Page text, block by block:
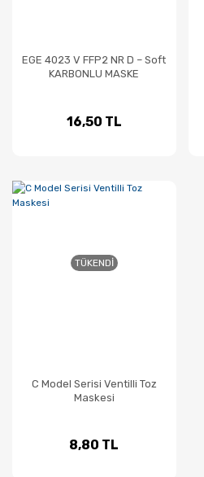
EGE 4023 V FFP2 NR D – Soft
KARBONLU MASKE
16,50 TL
TÜKENDI
C Model Serisi Ventilli Toz
Maskesi
8,80 TL